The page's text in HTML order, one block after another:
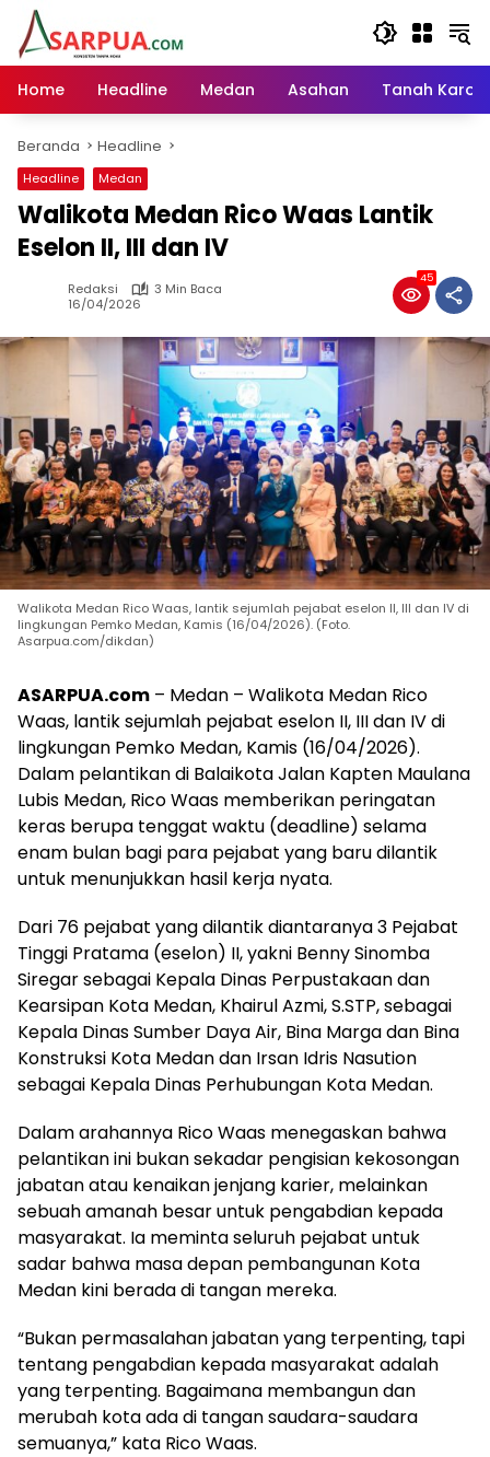
Langsung
konten
Home
Headline Medan Asahan Tanah Karo
Beranda Headline
Headline Medan
Walikota Medan Rico Waas Lantik
Eselon II, III dan IV
Redaksi
3 Min Baca
16/04/2026
45
Walikota Medan Rico Waas, lantik sejumlah pejabat eselon II, III dan IV di
lingkungan Pemko Medan, Kamis (16/04/2026). (Foto.
Asarpua.com/dikdan)
ASARPUA.com – Medan – Walikota Medan Rico
Waas, lantik sejumlah pejabat eselon II, III dan IV di
lingkungan Pemko Medan, Kamis (16/04/2026).
Dalam pelantikan di Balaikota Jalan Kapten Maulana
Lubis Medan, Rico Waas memberikan peringatan
keras berupa tenggat waktu (deadline) selama
enam bulan bagi para pejabat yang baru dilantik
untuk menunjukkan hasil kerja nyata.
Dari 76 pejabat yang dilantik diantaranya 3 Pejabat
Tinggi Pratama (eselon) II, yakni Benny Sinomba
Siregar sebagai Kepala Dinas Perpustakaan dan
Kearsipan Kota Medan, Khairul Azmi, S.STP, sebagai
Kepala Dinas Sumber Daya Air, Bina Marga dan Bina
Konstruksi Kota Medan dan Irsan Idris Nasution
sebagai Kepala Dinas Perhubungan Kota Medan.
Dalam arahannya Rico Waas menegaskan bahwa
pelantikan ini bukan sekadar pengisian kekosongan
jabatan atau kenaikan jenjang karier, melainkan
sebuah amanah besar untuk pengabdian kepada
masyarakat. Ia meminta seluruh pejabat untuk
sadar bahwa masa depan pembangunan Kota
Medan kini berada di tangan mereka.
“Bukan permasalahan jabatan yang terpenting, tapi
tentang pengabdian kepada masyarakat adalah
yang terpenting. Bagaimana membangun dan
merubah kota ada di tangan saudara-saudara
semuanya,” kata Rico Waas.